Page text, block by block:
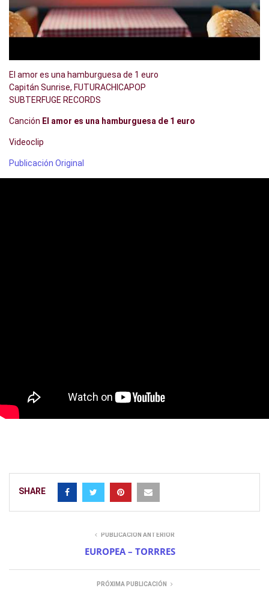
El amor es una hamburguesa de 1 euro
Capitán Sunrise, FUTURACHICAPOP
SUBTERFUGE RECORDS
Canción El amor es una hamburguesa de 1 euro
Videoclip
Publicación Original
SHARE
PUBLICACIÓN ANTERIOR
EUROPEA – TORRRES
PRÓXIMA PUBLICACIÓN